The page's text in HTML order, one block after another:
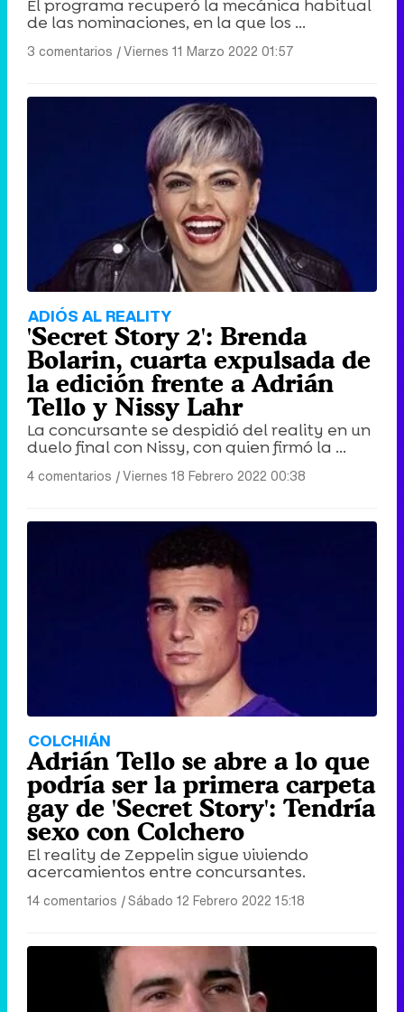
El programa recuperó la mecánica habitual
de las nominaciones, en la que los ...
3 comentarios |Viernes 11 Marzo 2022 01:57
ADIÓS AL REALITY
'Secret Story 2': Brenda
Bolarin, cuarta expulsada de
la edición frente a Adrián
Tello y Nissy Lahr
La concursante se despidió del reality en un
duelo final con Nissy, con quien firmó la ...
4 comentarios |Viernes 18 Febrero 2022 00:38
COLCHIÁN
Adrián Tello se abre a lo que
podría ser la primera carpeta
gay de 'Secret Story': Tendría
sexo con Colchero
El reality de Zeppelin sigue viviendo
acercamientos entre concursantes.
14 comentarios |Sábado 12 Febrero 2022 15:18